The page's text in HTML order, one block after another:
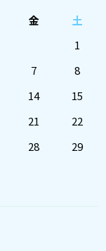
金
土
1
7
8
14
15
21
22
28
29